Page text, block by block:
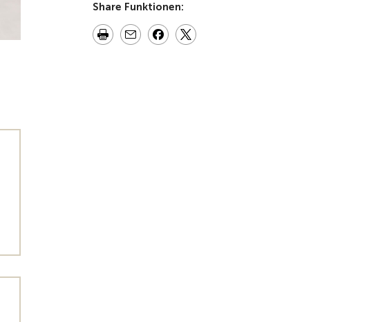
Share Funktionen: